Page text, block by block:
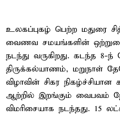
உலகப்புகழ் பெற்ற மதுரை
வைணவ சமயங்களின்
நடந்து வருகிறது. கடந்த 8-
திருக்கல்யாணம், மறுநாள்
விழாவின் சிகர
ஆற்றில் இறங்கும் வைபவம்
விமரிசையாக நடந்தது. 15